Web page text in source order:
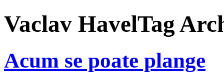
Vaclav HavelTag
Acum se poate plange